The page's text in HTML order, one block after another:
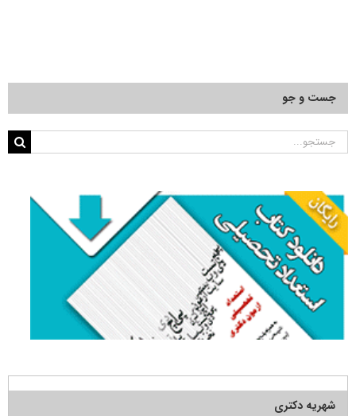
جست و جو
جستجو
شهریه دکتری